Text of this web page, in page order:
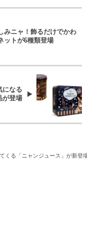
みニャ！飾るだけでかわ
ットが6種類登場
になる
が登場
くる「ニャンジュース」が新登